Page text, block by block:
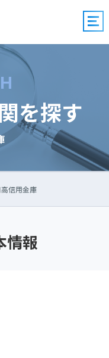
を探す
高信用金庫
情報